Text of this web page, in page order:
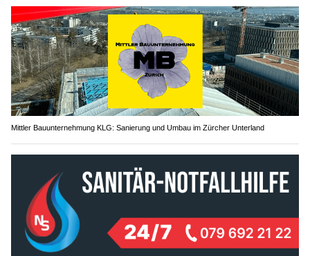
Mittler Bauunternehmung KLG: Sanierung und Umbau im Zürcher Unterland